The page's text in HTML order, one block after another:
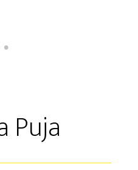
Puja